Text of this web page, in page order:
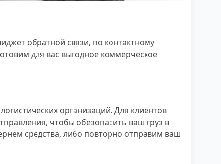
обратной связи, по контактному
для вас выгодное коммерческое
организаций. Для клиентов
чтобы обезопасить ваш груз в
средства, либо повторно отправим ваш